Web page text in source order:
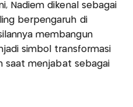
Nadiem dikenal sebagai
berpengaruh di
membangun
simbol transformasi
saat menjabat sebagai